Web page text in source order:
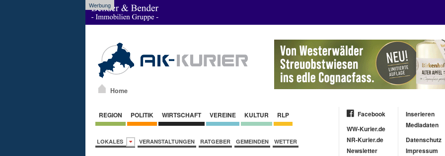
Werbung
Home
REGION POLITIK WIRTSCHAFT VEREINE KULTUR RLP
LOKALES VERANSTALTUNGEN RATGEBER GEMEINDEN WETTER
Facebook
WW-Kurier.de
NR-Kurier.de
Newsletter
Inserieren
Mediadaten
Datenschutz
Impressum